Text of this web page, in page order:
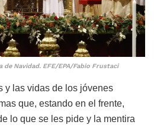
de Navidad. EFE/EPA/Fabio Frustaci
y las vidas de los jóvenes
que, estando en el frente,
lo que se les pide y la mentira